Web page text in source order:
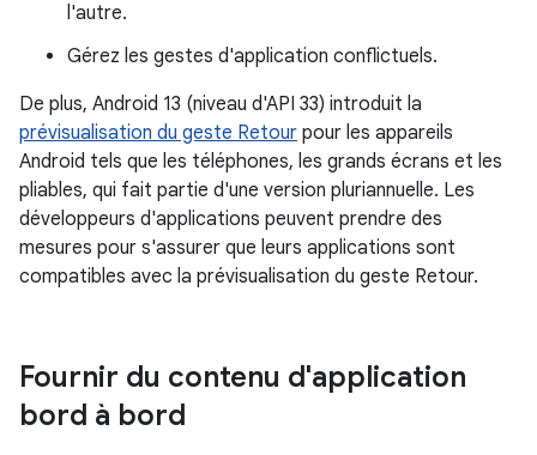
l'autre.
Gérez les gestes d'application conflictuels.
De plus, Android 13 (niveau d'API 33) introduit la
prévisualisation du geste Retour pour les appareils
Android tels que les téléphones, les grands écrans et les
pliables, qui fait partie d'une version pluriannuelle. Les
développeurs d'applications peuvent prendre des
mesures pour s'assurer que leurs applications sont
compatibles avec la prévisualisation du geste Retour.
Fournir du contenu d'application
bord à bord